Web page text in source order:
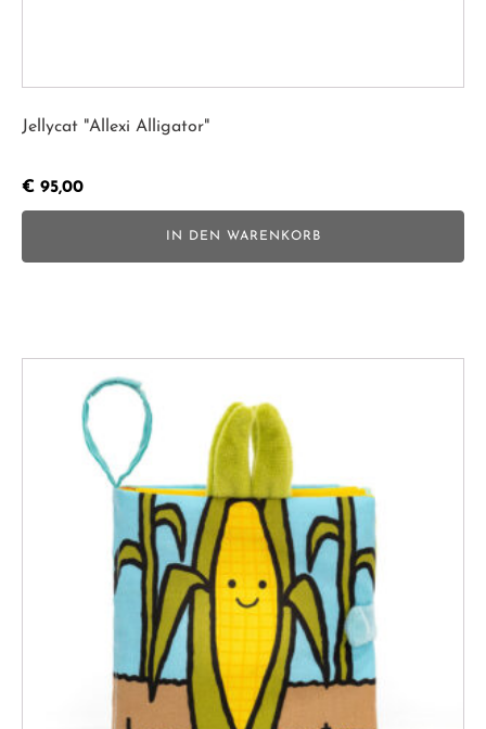
Jellycat "Allexi Alligator"
€ 95,00
IN DEN WARENKORB